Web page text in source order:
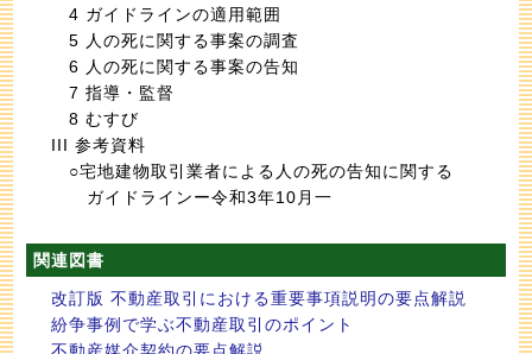
4 ガイドラインの適用範囲
5 人の死に関する事案の調査
6 人の死に関する事案の告知
7 指導・監督
8 むすび
III 参考資料
○宅地建物取引業者による人の死の告知に関する
ガイドラインー令和3年10月一
関連図書
改訂版 不動産取引における重要事項説明の要点解説
紛争事例で学ぶ不動産取引のポイント